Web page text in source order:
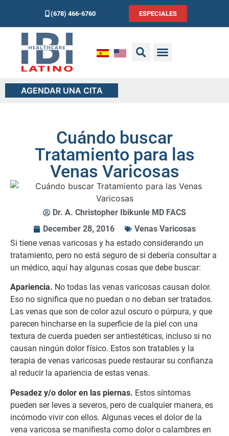
(678) 466-6760 ESPECIALES
AGENDAR UNA CITA
Cuándo buscar
Tratamiento para las
Venas Varicosas
Dr. A. Christopher Ibikunle MD FACS
December 28, 2016
Venas Varicosas
Si tiene venas varicosas y ha estado considerando un
tratamiento, pero no está seguro de si debería consultar a
un médico, aquí hay algunas cosas que debe buscar:
Apariencia. No todas las venas varicosas causan dolor.
Eso no significa que no puedan o no deban ser tratados.
Las venas que son de color azul oscuro o púrpura, y que
parecen hincharse en la superficie de la piel con una
textura de cuerda pueden ser antiestéticas, incluso si no
causan ningún dolor físico. Estos son tratables y la
terapia de venas varicosas puede restaurar su confianza
al reducir la apariencia de estas venas.
Pesadez y/o dolor en las piernas. Estos síntomas
pueden ser leves a severos, pero de cualquier manera, es
incómodo vivir con ellos. Algunas veces el dolor de la
vena varicosa se manifiesta como dolor o calambres en